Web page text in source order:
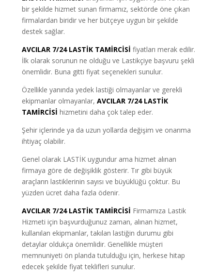
bir şekilde hizmet sunan firmamız, sektörde öne çıkan
firmalardan biridir ve her bütçeye uygun bir şekilde
destek sağlar.
AVCILAR 7/24 LASTİK TAMİRCİSİ fiyatları merak edilir.
İlk olarak sorunun ne olduğu ve Lastikçiye başvuru şekli
önemlidir. Buna gitti fiyat seçenekleri sunulur.
Özellikle yanında yedek lastiği olmayanlar ve gerekli
ekipmanlar olmayanlar, AVCILAR 7/24 LASTİK
TAMİRCİSİ hizmetini daha çok talep eder.
Şehir içlerinde ya da uzun yollarda değişim ve onarıma
ihtiyaç olabilir.
Genel olarak LASTİK uygundur ama hizmet alınan
firmaya göre de değişiklik gösterir. Tır gibi büyük
araçların lastiklerinin sayısı ve büyüklüğü çoktur. Bu
yüzden ücret daha fazla ödenir.
AVCILAR 7/24 LASTİK TAMİRCİSİ Firmamıza Lastik
Hizmeti için başvurduğunuz zaman, alınan hizmet,
kullanılan ekipmanlar, takılan lastiğin durumu gibi
detaylar oldukça önemlidir. Genellikle müşteri
memnuniyeti ön planda tutulduğu için, herkese hitap
edecek şekilde fiyat teklifleri sunulur.